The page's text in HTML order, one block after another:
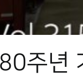
주년